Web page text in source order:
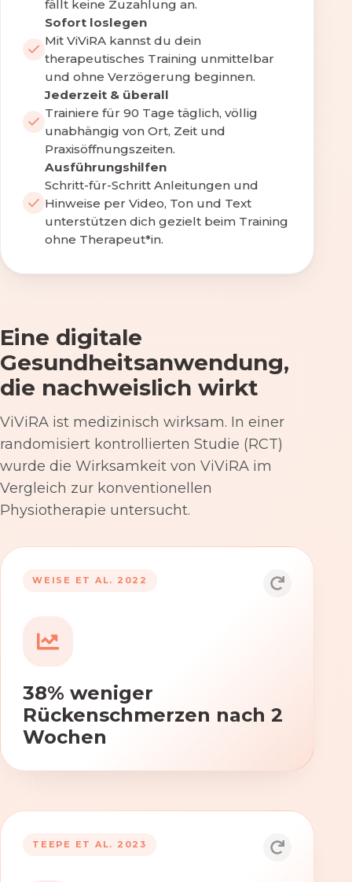
fällt keine Zuzahlung an.
Sofort loslegen
Mit ViViRA kannst du dein
therapeutisches Training unmittelbar
und ohne Verzögerung beginnen.
Jederzeit & überall
Trainiere für 90 Tage täglich, völlig
unabhängig von Ort, Zeit und
Praxisöffnungszeiten.
Ausführungshilfen
Schritt-für-Schritt Anleitungen und
Hinweise per Video, Ton und Text
unterstützen dich gezielt beim Training
ohne Therapeut*in.
Eine digitale
Gesundheitsanwendung,
die nachweislich wirkt
ViViRA ist medizinisch wirksam. In einer
randomisiert kontrollierten Studie (RCT)
wurde die Wirksamkeit von ViViRA im
Vergleich zur konventionellen
Physiotherapie untersucht.
WEISE ET AL. 2022
38% weniger
Rückenschmerzen nach 2
Wochen
53% nach 12 Wochen
TEEPE ET AL. 2023
Durch die Anwendung von ViViRA